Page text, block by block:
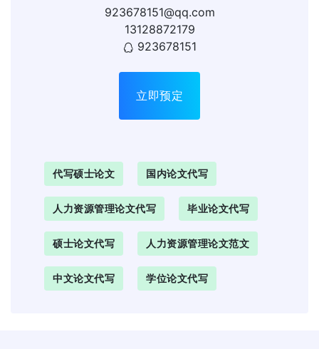
923678151@qq.com
13128872179
923678151
立即预定
代写硕士论文 国内论文代写
人力资源管理论文代写 毕业论文代写
硕士论文代写 人力资源管理论文范文
中文论文代写 学位论文代写